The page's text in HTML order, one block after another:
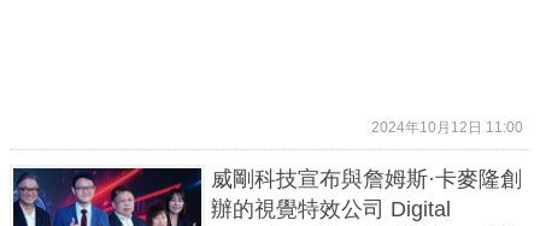
2024年10月12日 11:00
威剛科技宣布與詹姆斯·卡麥隆創
辦的視覺特效公司 Digital